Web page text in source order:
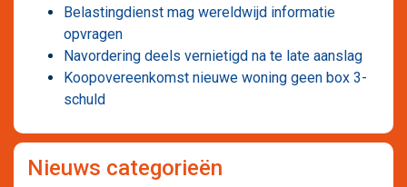
Belastingdienst mag wereldwijd informatie
opvragen
Navordering deels vernietigd na te late aanslag
Koopovereenkomst nieuwe woning geen box 3-
schuld
Nieuws categorieën